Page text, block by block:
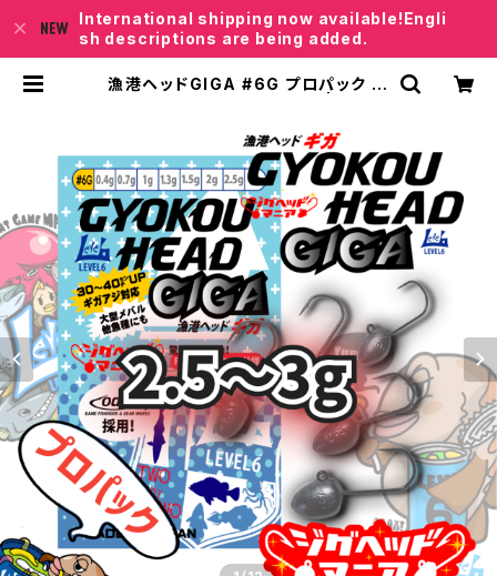
International shipping now available!Engli
sh descriptions are being added.
漁港ヘッドGIGA #6G プロパック 2.